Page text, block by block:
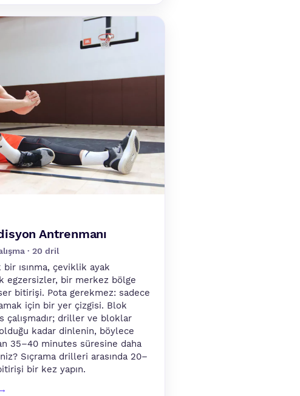
Antrenmanı
· 20 dril
ısınma, çeviklik ayak
egzersizler, bir merkez bölge
bitirişi. Pota gerekmez: sadece
için bir yer çizgisi. Blok
çalışmadır; driller ve bloklar
olduğu kadar dinlenin, böylece
35–40 minutes süresine daha
Sıçrama drilleri arasında 20–
bir kez yapın.